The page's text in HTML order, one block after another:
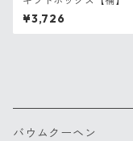
¥3,726
バウムクーヘン